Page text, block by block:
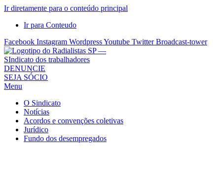
Ir diretamente para o conteúdo principal
Ir para Conteudo
Facebook Instagram WordpressYoutube Twitter Broadcast-tower
Sindicato
dos
Radialistas
São
Paulo
Sindicato
DENUNCIE
SEJA SÓCIO
Menu
O Sindicato
Notícias
Acordos e convenções coletivas
Jurídico
Fundo dos desempregados